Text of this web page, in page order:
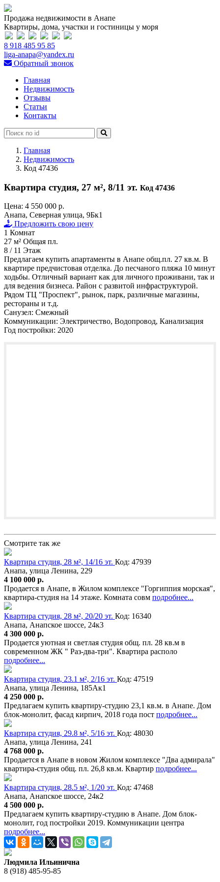
Продажа недвижимости в Анапе
Квартиры, дома, участки и гостиницы у моря
8 918 485 95 85
liga-anapa@yandex.ru
Обратный звонок
Главная
Недвижимость
Отзывы
Статьи
Контакты
Главная
Недвижимость
Код 47436
Квартира студия, 27 м², 8/11 эт. Код 47436
Цена: 4 550 000 р.
Анапа, Северная улица, 9Бк1
Предложить свою цену
1 Комнат
27 м² Общая пл.
8 / 11 Этаж
Предлагаем купить апартаменты в Анапе общ.пл. 27 кв.м. В
квартире предчистовая отделка. До песчаного пляжа 10 минут
ходьбы. Отличный вариант как для личного проживани, так и
для ведения бизнеса. Район с развитой инфраструктурой.
Рядом ТЦ "Проспект", рынок, парк, различные магазины,
рестораны и т.д.
Санузел: Смежный
Коммуникации: Электричество, Водопровод, Канализация
Год постройки: 2020
Смотрите так же
Квартира студия, 28 м², 14/16 эт. Код: 47939
Анапа, улица Ленина, 229
4 100 000 р.
Продается в Анапе, в Жилом комплексе "Горгиппия морская",
квартира-студия на 14 этаже. Комната совм подробнее...
Квартира студия, 28 м², 20/20 эт. Код: 16340
Анапа, Анапское шоссе, 24к3
4 300 000 р.
Продается уютная и светлая студия общ. пл. 28 кв.м в
современном ЖК " Раз-два-три". Квартира располо
подробнее...
Квартира студия, 23.1 м², 2/16 эт. Код: 47519
Анапа, улица Ленина, 185Ак1
4 250 000 р.
Предлагаем купить квартиру-студию 23,1 кв.м. в Анапе. Дом
блок-монолит, фасад кирпич, 2018 года пост подробнее...
Квартира студия, 29.8 м², 5/16 эт. Код: 48030
Анапа, улица Ленина, 241
4 768 000 р.
Продается в Анапе в новом Жилом комплексе "Два адмирала"
квартира-студия общ. пл. 26,8 кв.м. Квартир подробнее...
Квартира студия, 28.5 м², 1/20 эт. Код: 47468
Анапа, Анапское шоссе, 24к2
4 500 000 р.
Предлагаем купить квартиру-студию в Анапе. Дом блок-
монолит, год постройки 2019. Коммуникации центра
подробнее...
Людмила Ильинична
8 (918) 485-95-85